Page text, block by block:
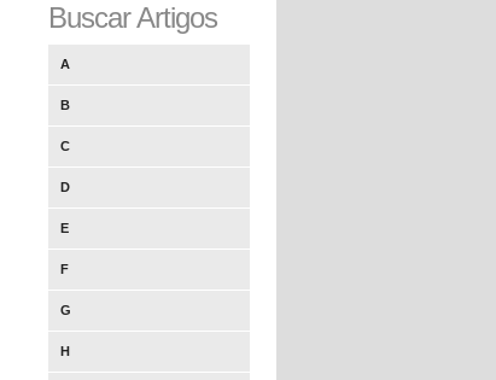
Buscar Artigos
A
B
C
D
E
F
G
H